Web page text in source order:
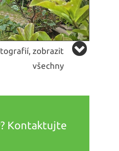
zobrazit
všechny
Kontaktujte